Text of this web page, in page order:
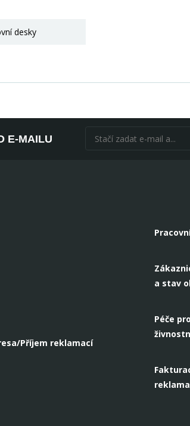
desky
E-MAILU
Příjem reklamací
a stav
Péče